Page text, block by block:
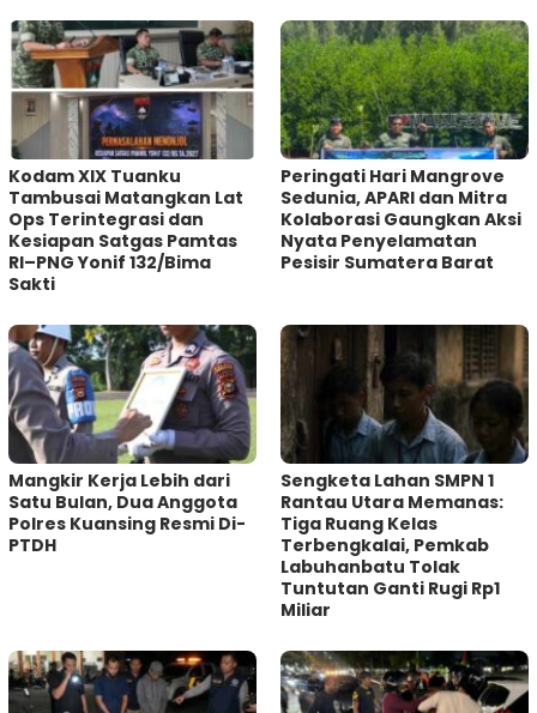
Kodam XIX Tuanku
Tambusai Matangkan Lat
Ops Terintegrasi dan
Kesiapan Satgas Pamtas
RI–PNG Yonif 132/Bima
Sakti
Peringati Hari Mangrove
Sedunia, APARI dan Mitra
Kolaborasi Gaungkan Aksi
Nyata Penyelamatan
Pesisir Sumatera Barat
Mangkir Kerja Lebih dari
Satu Bulan, Dua Anggota
Polres Kuansing Resmi Di-
PTDH
Sengketa Lahan SMPN 1
Rantau Utara Memanas:
Tiga Ruang Kelas
Terbengkalai, Pemkab
Labuhanbatu Tolak
Tuntutan Ganti Rugi Rp1
Miliar